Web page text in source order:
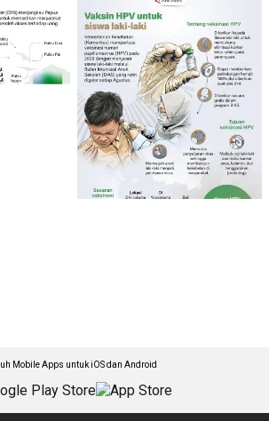
Mobile Apps untuk iOS dan Android